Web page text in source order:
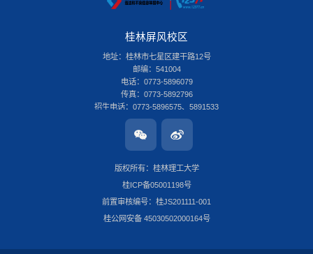
桂林屏风校区
地址：桂林市七星区建干路12号
邮编：541004
电话：0773-5896079
传真：0773-5892796
招生电话：0773-5896575、5891533
桂林雁山校区
地址：桂林市雁山区雁山街319号
电话：0773-3696580
传真：0773-8986516
招生电话：0773-3678379
南宁安吉校区
邮编：530001
版权所有：桂林理工大学
桂ICP备05001198号
前置审核编号：桂JS201111-001
桂公网安备 45030502000164号